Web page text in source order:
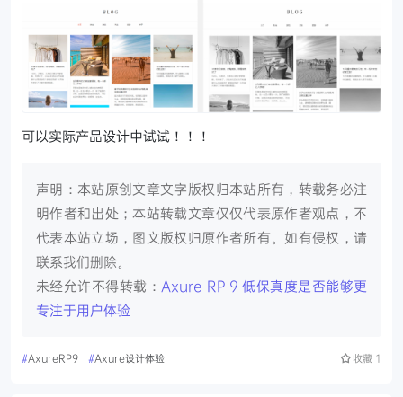
可以实际产品设计中试试！！！
声明：本站原创文章文字版权归本站所有，转载务必注
明作者和出处；本站转载文章仅仅代表原作者观点，不
代表本站立场，图文版权归原作者所有。如有侵权，请
联系我们删除。
未经允许不得转载： Axure RP 9 低保真度是否能够更
专注于用户体验
#AxureRP9 #Axure设计体验 收藏 1